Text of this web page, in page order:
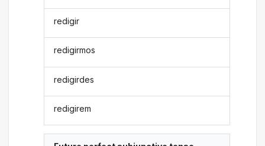
redigir
redigirmos
redigirdes
redigirem